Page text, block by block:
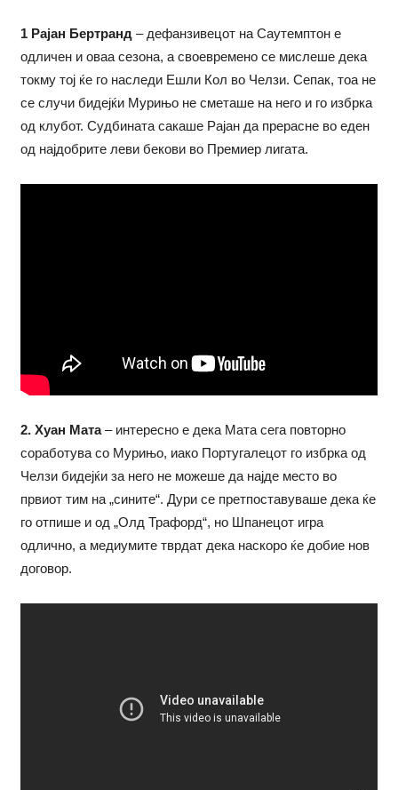
1 Рајан Бертранд – дефанзивецот на Саутемптон е
одличен и оваа сезона, а своевремено се мислеше дека
токму тој ќе го наследи Ешли Кол во Челзи. Сепак, тоа не
се случи бидејќи Мурињо не сметаше на него и го избрка
од клубот. Судбината сакаше Рајан да прерасне во еден
од најдобрите леви бекови во Премиер лигата.
2. Хуан Мата– интересно е дека Мата сега повторно
соработува со Мурињо, иако Португалецот го избрка од
Челзи бидејќи за него не можеше да најде место во
првиот тим на „сините“. Дури се претпоставуваше дека ќе
го отпише и од „Олд Трафорд“, но Шпанецот игра
одлично, а медиумите тврдат дека наскоро ќе добие нов
договор.